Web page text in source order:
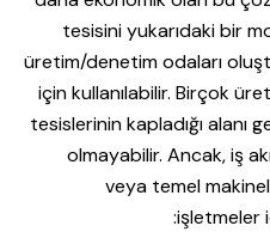
tesisini yukarıdaki bir
üretim/denetim odaları
için kullanılabilir. Birçok
tesislerinin kapladığı alanı
olmayabilir. Ancak, iş
veya temel
işletmeler